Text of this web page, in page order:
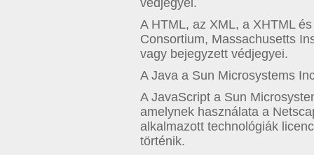
védjegyei.
A HTML, az XML, a XHTML
Consortium, Massachusetts
vagy bejegyzett védjegyei.
A Java a Sun Microsystems
A JavaScript a Sun
amelynek használata a
alkalmazott technológiák
történik.